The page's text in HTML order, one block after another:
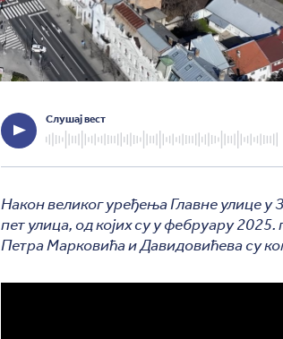
Слушај вест
Након великог уређења Главне улице у
пет улица, од којих су у фебруару
Петра Марковића и Давидовићева су